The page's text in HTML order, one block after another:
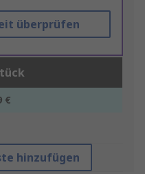
überprüfen
€
hinzufügen